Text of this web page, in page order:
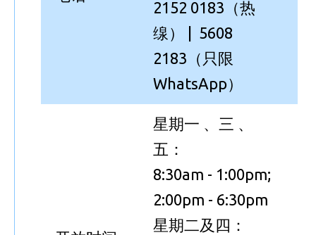
2152 0183（热
缐） | 5608
2183（只限
WhatsApp）
星期一 、三 、
五：
8:30am - 1:00pm;
2:00pm - 6:30pm
星期二及四：